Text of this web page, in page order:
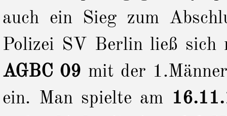
auch ein Sieg zum
Polizei SV Berlin ließ sich
AGBC 09 mit der
ein. Man spielte am